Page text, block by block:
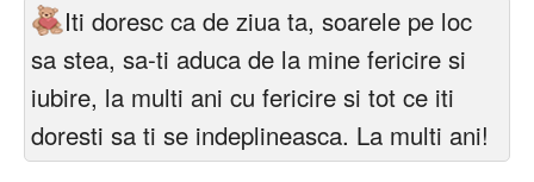
Iti doresc ca de ziua ta, soarele pe loc
sa stea, sa-ti aduca de la mine fericire si
iubire, la multi ani cu fericire si tot ce iti
doresti sa ti se indeplineasca. La multi ani!